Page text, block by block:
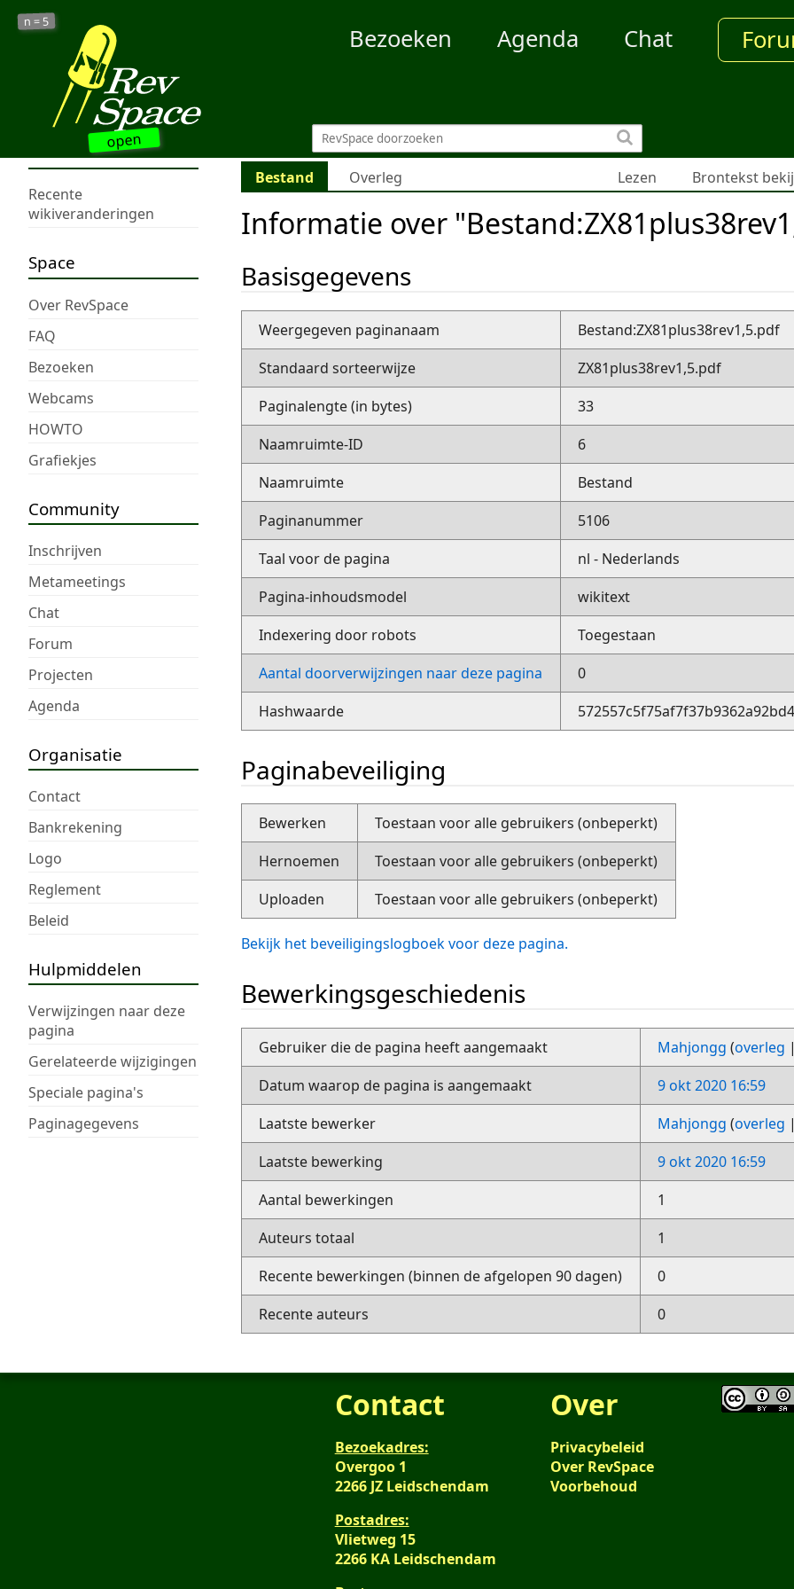
open
n = 5
Bezoeken Agenda Chat
Recente
wikiveranderingen
Space
Over RevSpace
FAQ
Bezoeken
Webcams
HOWTO
Grafiekjes
Community
Inschrijven
Metameetings
Chat
Forum
Projecten
Agenda
Organisatie
Contact
Bankrekening
Logo
Reglement
Beleid
Hulpmiddelen
Verwijzingen naar deze
pagina
Gerelateerde wijzigingen
Speciale pagina's
Paginagegevens
Bestand Overleg Lezen Brontekst
Informatie over
Basisgegevens
Weergegeven paginanaam
Bestand:ZX81plus38rev1,5.pdf
Standaard sorteerwijze
ZX81plus38rev1,5.pdf
Paginalengte (in bytes)
33
Naamruimte-ID
6
Naamruimte
Bestand
Paginanummer
5106
Taal voor de pagina
nl - Nederlands
Pagina-inhoudsmodel
wikitext
Indexering door robots
Toegestaan
Aantal doorverwijzingen naar deze pagina
0
Hashwaarde
Paginabeveiliging
Bewerken
Toestaan voor alle gebruikers (onbeperkt)
Hernoemen
Toestaan voor alle gebruikers (onbeperkt)
Uploaden
Toestaan voor alle gebruikers (onbeperkt)
Bekijk het beveiligingslogboek voor deze pagina.
Bewerkingsgeschiedenis
Gebruiker die de pagina heeft aangemaakt Mahjongg (overleg |
Datum waarop de pagina is aangemaakt
9 okt 2020 16:59
Laatste bewerker
Mahjongg (overleg |
Laatste bewerking
9 okt 2020 16:59
Aantal bewerkingen
1
Auteurs totaal
1
Recente bewerkingen (binnen de afgelopen 90 dagen)
0
Recente auteurs
0
Contact
Bezoekadres:
Overgoo 1
2266 JZ Leidschendam
Postadres:
Vlietweg 15
2266 KA Leidschendam
Over
Privacybeleid
Over RevSpace
Voorbehoud